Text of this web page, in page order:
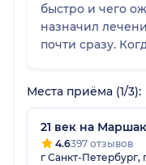
быстро и чего
назначил
почти сразу.
втором приёме
его
Места приёма (1/3):
21 век на
4.6397 отзывов
г Санкт-